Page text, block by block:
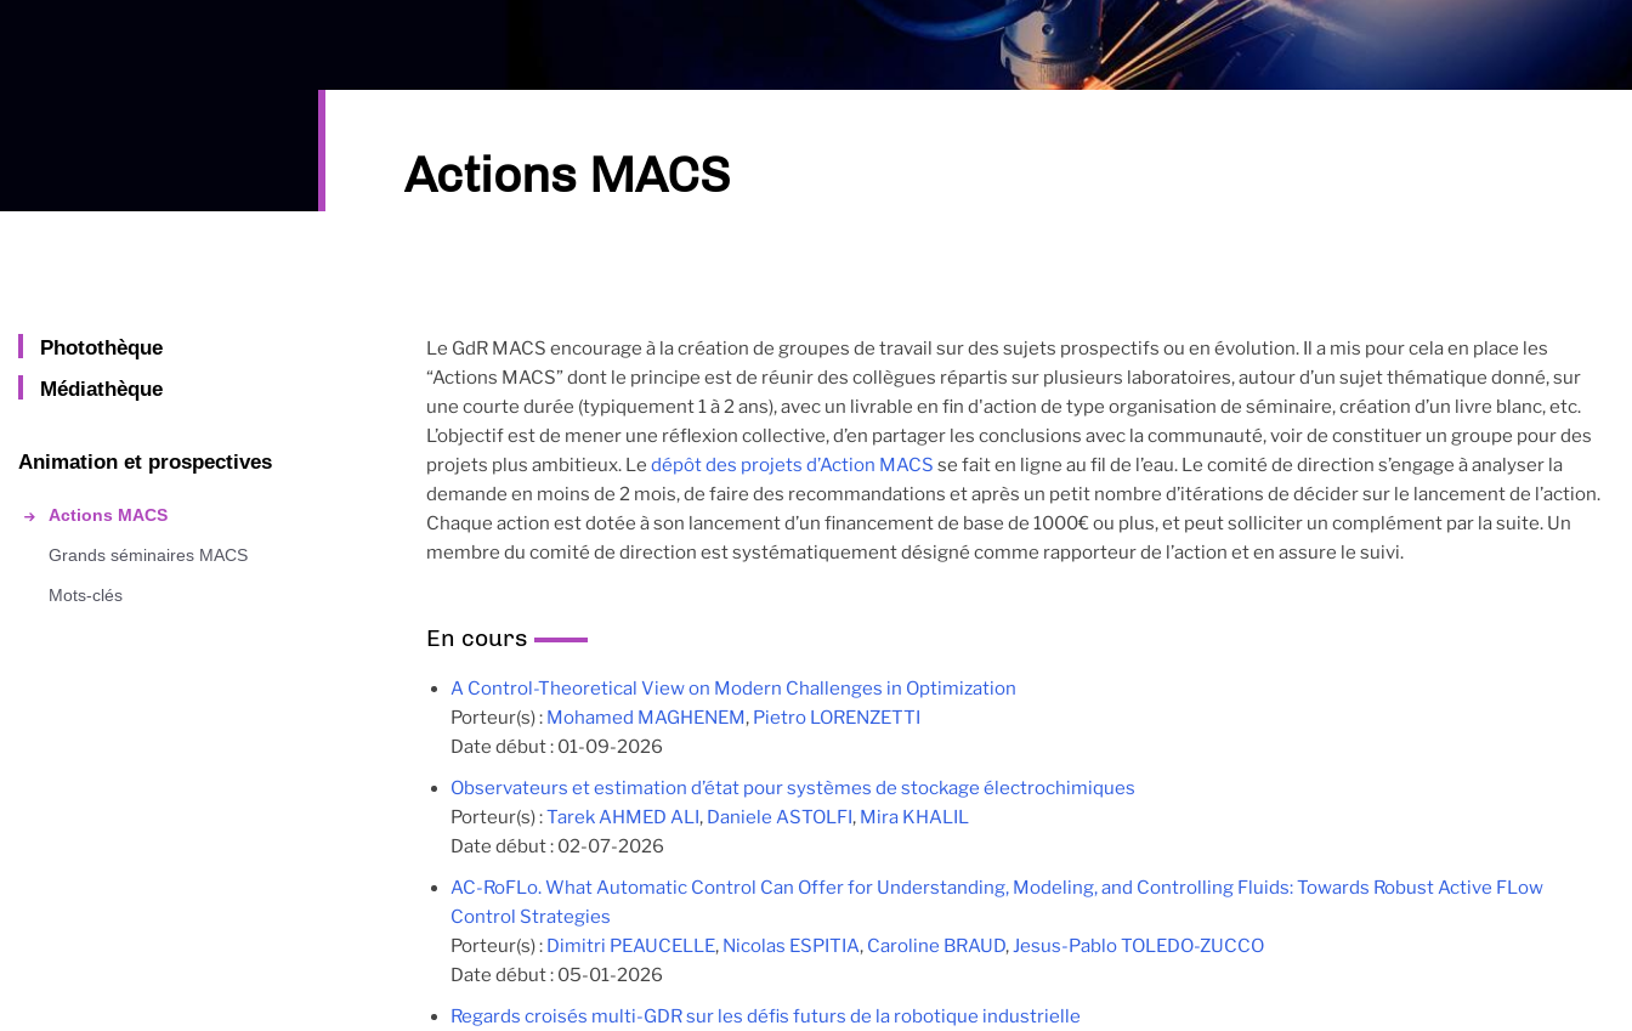
Actions MACS
Photothèque
Médiathèque
Animation et prospectives
Actions MACS
Grands séminaires MACS
Mots-clés
Le GdR MACS encourage à la création de groupes de travail sur des sujets prospectifs ou en évolution. Il a mis pour cela en place les
“Actions MACS” dont le principe est de réunir des collègues répartis sur plusieurs laboratoires, autour d’un sujet thématique donné, sur
une courte durée (typiquement 1 à 2 ans), avec un livrable en fin d'action de type organisation de séminaire, création d’un livre blanc, etc.
L’objectif est de mener une réflexion collective, d’en partager les conclusions avec la communauté, voir de constituer un groupe pour des
projets plus ambitieux. Le dépôt des projets d’Action MACS se fait en ligne au fil de l’eau. Le comité de direction s’engage à analyser la
demande en moins de 2 mois, de faire des recommandations et après un petit nombre d’itérations de décider sur le lancement de l’action.
Chaque action est dotée à son lancement d’un financement de base de 1000€ ou plus, et peut solliciter un complément par la suite. Un
membre du comité de direction est systématiquement désigné comme rapporteur de l’action et en assure le suivi.
En cours
A Control-Theoretical View on Modern Challenges in Optimization
Porteur(s) : Mohamed MAGHENEM, Pietro LORENZETTI
Date début : 01-09-2026
Observateurs et estimation d’état pour systèmes de stockage électrochimiques
Porteur(s) :Tarek AHMED ALI, Daniele ASTOLFI, Mira KHALIL
Date début : 02-07-2026
AC-RoFLo. What Automatic Control Can Offer for Understanding, Modeling, and Controlling Fluids: Towards Robust Active FLow
Control Strategies
Porteur(s) : Dimitri PEAUCELLE, Nicolas ESPITIA, Caroline BRAUD,Jesus-Pablo TOLEDO-ZUCCO
Date début : 05-01-2026
Regards croisés multi-GDR sur les défis futurs de la robotique industrielle